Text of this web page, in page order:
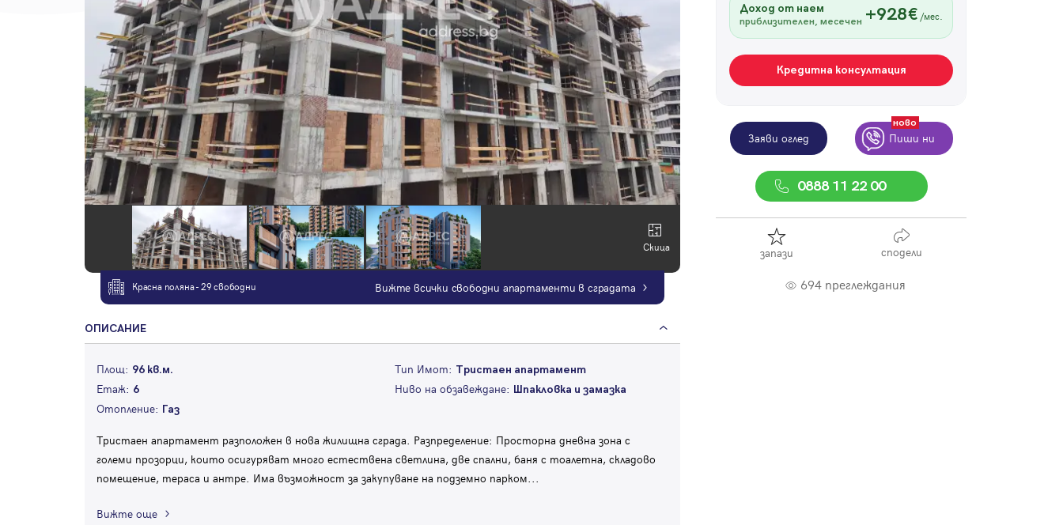
Скица
Красна поляна - 29 свободни Вижте всички свободни апартаменти в сградата
Доход от наем
приблизителен, месечен +928€ /мес.
Кредитна консултация
Заяви оглед Пиши ни
ново
0888 11 22 00
запази сподели
694 преглеждания
ОПИСАНИЕ
Площ: 96 кв.м. Тип Имот: Тристаен апартамент
Етаж: 6 Ниво на обзавеждане: Шпакловка и замазка
Отопление: Газ
Тристаен апартамент разположен в нова жилищна сграда. Разпределение: Просторна дневна зона с
големи прозорци, които осигуряват много естествена светлина, две спални, баня с тоалетна, складово
помещение, тераса и антре. Има възможност за закупуване на подземно парком...
Вижте още